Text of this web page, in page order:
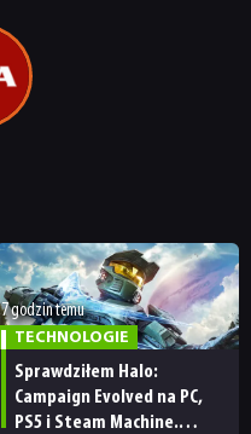
7 godzin temu
TECHNOLOGIE
Sprawdziłem Halo:
Campaign Evolved na PC,
PS5 i Steam Machine.